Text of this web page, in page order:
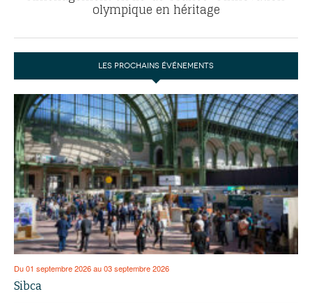
olympique en héritage
LES PROCHAINS ÉVÉNEMENTS
Du 01 septembre 2026 au 03 septembre 2026
Sibca